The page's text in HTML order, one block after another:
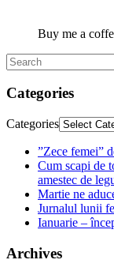
Buy me a
Categories
Categories
”Zece femei”
Cum scapi de
amestec de
Martie ne
Jurnalul lunii
Ianuarie –
Archives